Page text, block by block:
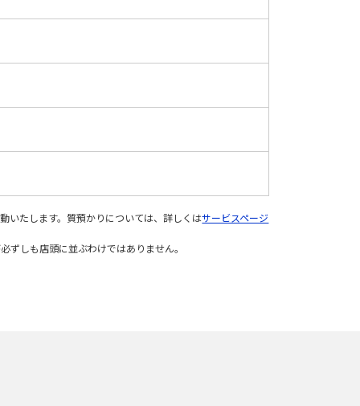
いたします。質預かりについては、詳しくはサービスページ
ずしも店頭に並ぶわけではありません。